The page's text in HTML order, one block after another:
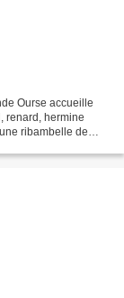
Ourse accueille
renard, hermine
ribambelle de